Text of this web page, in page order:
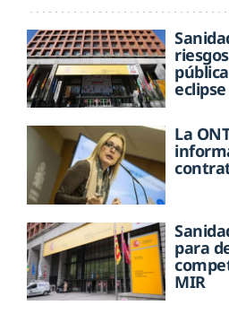
eclipse
La
para
MIR